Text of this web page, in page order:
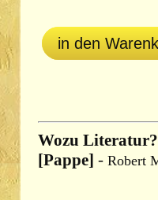
in den
Wozu Literatur?
[Pappe] - Robert